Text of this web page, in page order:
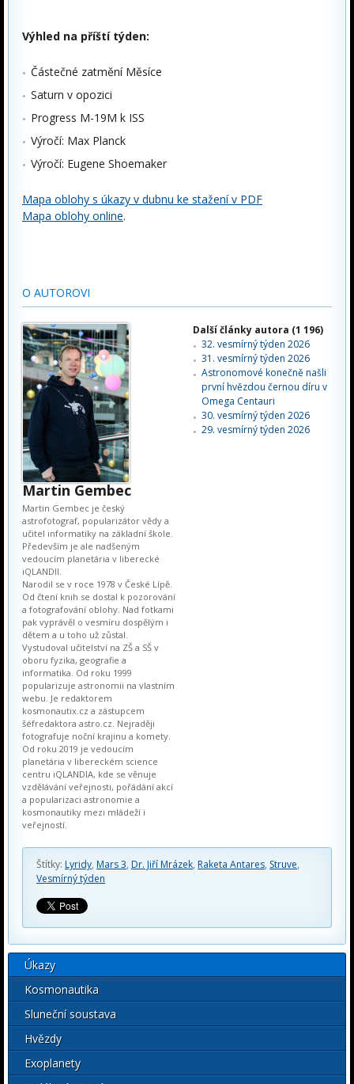
Výhled na příští týden:
Částečné zatmění Měsíce
Saturn v opozici
Progress M-19M k ISS
Výročí: Max Planck
Výročí: Eugene Shoemaker
Mapa oblohy s úkazy v dubnu ke stažení v PDF
Mapa oblohy online.
O AUTOROVI
Martin Gembec
Martin Gembec je český
astrofotograf, popularizátor vědy a
učitel informatiky na základní škole.
Především je ale nadšeným
vedoucím planetária v liberecké
iQLANDII.
Narodil se v roce 1978 v České Lípě.
Od čtení knih se dostal k pozorování
a fotografování oblohy. Nad fotkami
pak vyprávěl o vesmíru dospělým i
dětem a u toho už zůstal.
Vystudoval učitelství na ZŠ a SŠ v
oboru fyzika, geografie a
informatika. Od roku 1999
popularizuje astronomii na vlastním
webu. Je redaktorem
kosmonautix.cz a zástupcem
šéfredaktora astro.cz. Nejraději
fotografuje noční krajinu a komety.
Od roku 2019 je vedoucím
planetária v libereckém science
centru iQLANDIA, kde se věnuje
vzdělávání veřejnosti, pořádání akcí
a popularizaci astronomie a
kosmonautiky mezi mládeží i
veřejností.
Další články autora (1 196)
32. vesmírný týden 2026
31. vesmírný týden 2026
Astronomové konečně našli
první hvězdou černou díru v
Omega Centauri
30. vesmírný týden 2026
29. vesmírný týden 2026
Štítky: Lyridy, Mars 3, Dr. Jiří Mrázek, Raketa Antares, Struve,
Vesmírný týden
Úkazy
Kosmonautika
Sluneční soustava
Hvězdy
Exoplanety